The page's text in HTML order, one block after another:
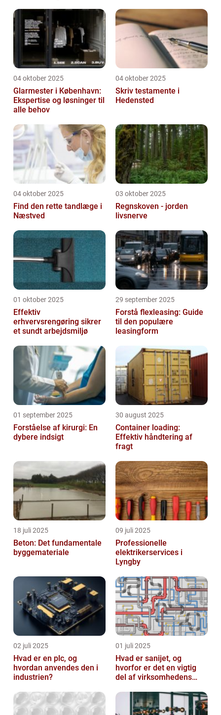
04 oktober 2025
Glarmester i København:
Ekspertise og løsninger til
alle behov
04 oktober 2025
Skriv testamente i
Hedensted
04 oktober 2025
Find den rette tandlæge i
Næstved
03 oktober 2025
Regnskoven - jorden
livsnerve
01 oktober 2025
Effektiv
erhvervsrengøring sikrer
et sundt arbejdsmiljø
29 september 2025
Forstå flexleasing: Guide
til den populære
leasingform
01 september 2025
Forståelse af kirurgi: En
dybere indsigt
30 august 2025
Container loading:
Effektiv håndtering af
fragt
18 juli 2025
Beton: Det fundamentale
byggemateriale
09 juli 2025
Professionelle
elektrikerservices i
Lyngby
02 juli 2025
Hvad er en plc, og
hvordan anvendes den i
industrien?
01 juli 2025
Hvad er sanijet, og
hvorfor er det en vigtig
del af virksomhedens